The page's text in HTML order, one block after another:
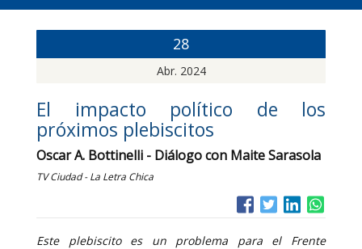
28
Abr. 2024
El impacto político de los
próximos plebiscitos
Oscar A. Bottinelli - Diálogo con Maite Sarasola
TV Ciudad - La Letra Chica
Este plebiscito es un problema para el Frente